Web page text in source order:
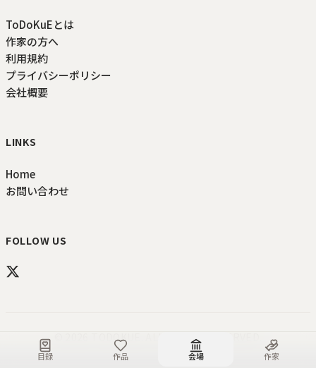
目録 作品 会場 作家
ToDoKuEとは
作家の方へ
利用規約
プライバシーポリシー
会社概要
LINKS
Home
お問い合わせ
FOLLOW US
TODOKUE . ALL RIGHTS RESERVED.